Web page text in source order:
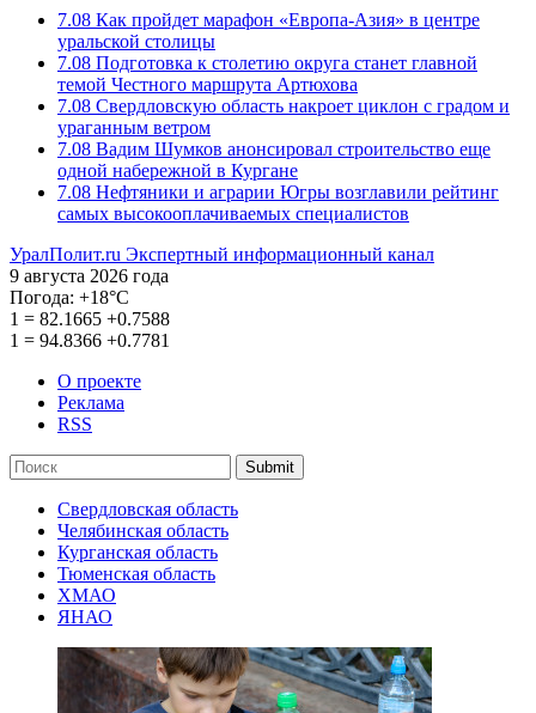
7.08 Как пройдет марафон «Европа-Азия» в центре
уральской столицы
7.08 Подготовка к столетию округа станет главной
темой Честного маршрута Артюхова
7.08 Свердловскую область накроет циклон с градом и
ураганным ветром
7.08 Вадим Шумков анонсировал строительство еще
одной набережной в Кургане
7.08 Нефтяники и аграрии Югры возглавили рейтинг
самых высокооплачиваемых специалистов
УралПолит.ru Экспертный информационный канал
9 августа 2026 года
Погода: +18°С
1 = 82.1665 +0.7588
1 = 94.8366 +0.7781
О проекте
Реклама
RSS
Submit
Свердловская область
Челябинская область
Курганская область
Тюменская область
ХМАО
ЯНАО